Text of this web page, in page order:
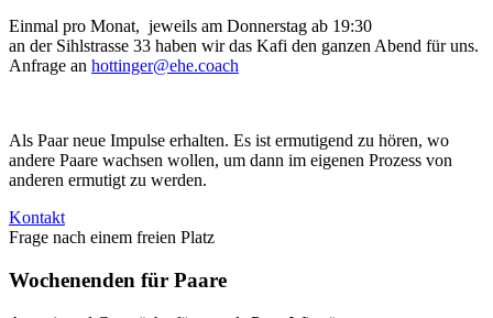
Einmal pro Monat, jeweils am Donnerstag ab 19:30
an der Sihlstrasse 33 haben wir das Kafi den ganzen Abend für uns.
Anfrage an hottinger@ehe.coach
Als Paar neue Impulse erhalten. Es ist ermutigend zu hören, wo
andere Paare wachsen wollen, um dann im eigenen Prozess von
anderen ermutigt zu werden.
Kontakt
Frage nach einem freien Platz
Wochenenden für Paare